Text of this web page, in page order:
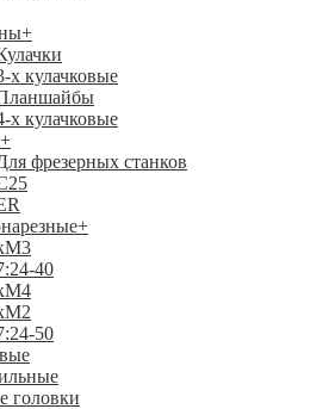
+
х кулачковые
х кулачковые
+
фрезерных станков
+
40
50
головки